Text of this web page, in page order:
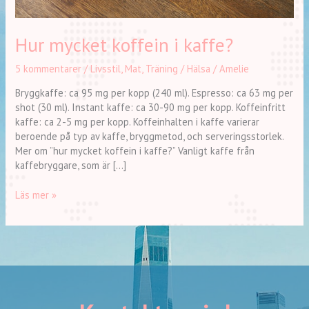
Hur mycket koffein i kaffe?
5 kommentarer / Livsstil Mat Träning / Hälsa /Amelie
Bryggkaffe: ca 95 mg per kopp (240 ml). Espresso: ca 63 mg per
shot (30 ml). Instant kaffe: ca 30-90 mg per kopp. Koffeinfritt
kaffe: ca 2-5 mg per kopp. Koffeinhalten i kaffe varierar
beroende på typ av kaffe, bryggmetod, och serveringsstorlek.
Mer om ”hur mycket koffein i kaffe?” Vanligt kaffe från
kaffebryggare, som är […]
Läs mer »